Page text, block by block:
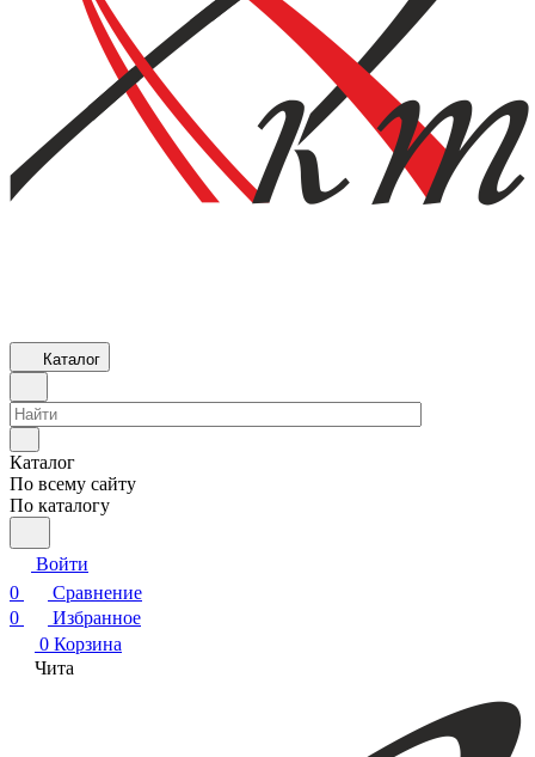
Каталог
Каталог
По всему сайту
По каталогу
Войти
0
Сравнение
0
Избранное
0 Корзина
Чита